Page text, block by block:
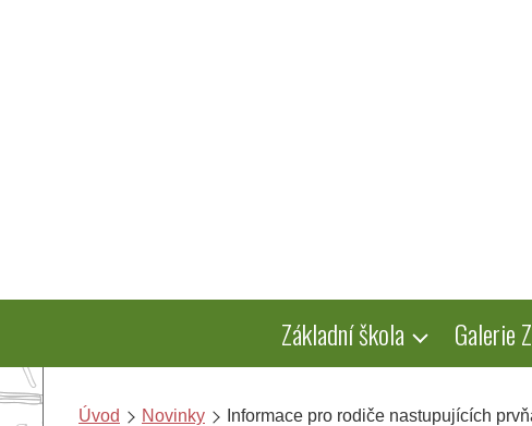
Základní škola Galerie
Úvod Novinky Informace pro rodiče nastupujících